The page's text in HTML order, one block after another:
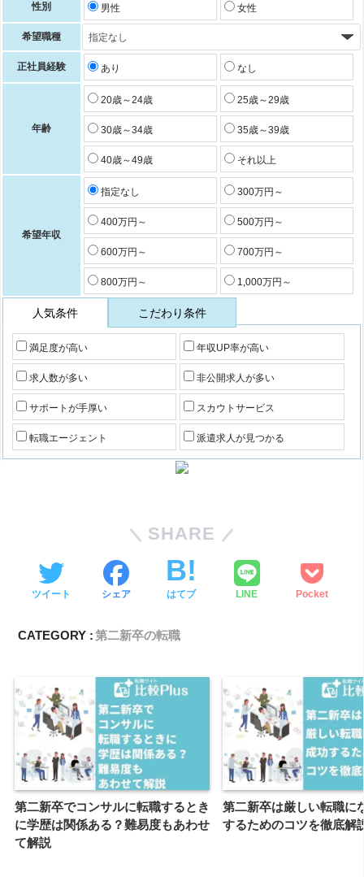
性別 男性 女性
希望職種
正社員経験 あり なし
年齢
20歳～24歳 25歳～29歳
30歳～34歳 35歳～39歳
40歳～49歳 それ以上
希望年収
指定なし 300万円～
400万円～ 500万円～
600万円～ 700万円～
800万円～ 1,000万円～
人気条件 こだわり条件
満足度が高い 年収UP率が高い
求人数が多い 非公開求人が多い
サポートが手厚い スカウトサービス
転職エージェント 派遣求人が見つかる
SHARE
ツイート シェア はてブ LINE Pocket
CATEGORY :第二新卒の転職
第二新卒でコンサルに転職するとき
に学歴は関係ある？難易度もあわせ
て解説
第二新卒は厳しい転職に
するためのコツを徹底解